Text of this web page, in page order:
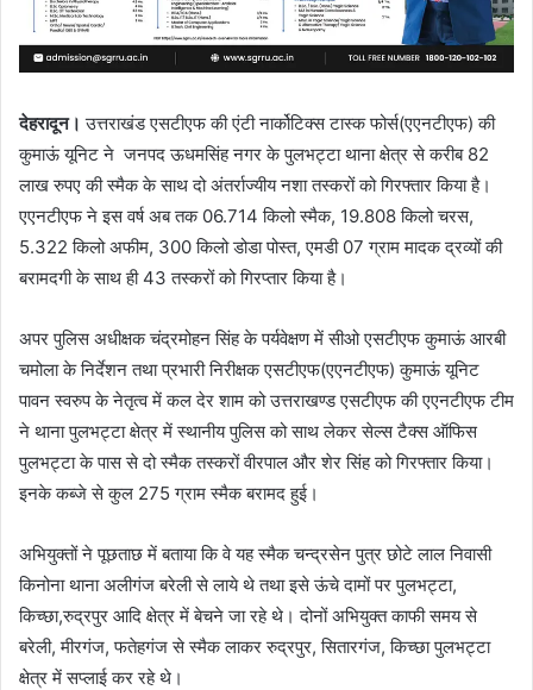
देहरादून। उत्तराखंड एसटीएफ की एंटी नार्कोटिक्स टास्क फोर्स(एएनटीएफ) की
कुमाऊं यूनिट ने जनपद ऊधमसिंह नगर के पुलभट्टा थाना क्षेत्र से करीब 82
लाख रुपए की स्मैक के साथ दो अंतर्राज्यीय नशा तस्करों को गिरफ्तार किया है।
एएनटीएफ ने इस वर्ष अब तक 06.714 किलो स्मैक, 19.808 किलो चरस,
5.322 किलो अफीम, 300 किलो डोडा पोस्त, एमडी 07 ग्राम मादक द्रव्यों की
बरामदगी के साथ ही 43 तस्करों को गिरप्तार किया है।
अपर पुलिस अधीक्षक चंद्रमोहन सिंह के पर्यवेक्षण में सीओ एसटीएफ कुमाऊं आरबी
चमोला के निर्देशन तथा प्रभारी निरीक्षक एसटीएफ(एएनटीएफ) कुमाऊं यूनिट
पावन स्वरुप के नेतृत्व में कल देर शाम को उत्तराखण्ड एसटीएफ की एएनटीएफ टीम
ने थाना पुलभट्टा क्षेत्र में स्थानीय पुलिस को साथ लेकर सेल्स टैक्स ऑफिस
पुलभट्टा के पास से दो स्मैक तस्करों वीरपाल और शेर सिंह को गिरफ्तार किया।
इनके कब्जे से कुल 275 ग्राम स्मैक बरामद हुई।
अभियुक्तों ने पूछताछ में बताया कि वे यह स्मैक चन्द्रसेन पुत्र छोटे लाल निवासी
किनोना थाना अलीगंज बरेली से लाये थे तथा इसे ऊंचे दामों पर पुलभट्टा,
किच्छा,रुद्रपुर आदि क्षेत्र में बेचने जा रहे थे। दोनों अभियुक्त काफी समय से
बरेली, मीरगंज, फतेहगंज से स्मैक लाकर रुद्रपुर, सितारगंज, किच्छा पुलभट्टा
क्षेत्र में सप्लाई कर रहे थे।